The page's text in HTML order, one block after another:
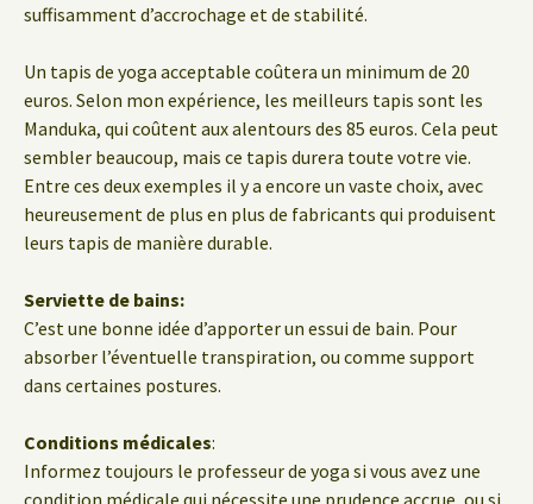
suffisamment d’accrochage et de stabilité.
Un tapis de yoga acceptable coûtera un minimum de 20
euros. Selon mon expérience, les meilleurs tapis sont les
Manduka, qui coûtent aux alentours des 85 euros. Cela peut
sembler beaucoup, mais ce tapis durera toute votre vie.
Entre ces deux exemples il y a encore un vaste choix, avec
heureusement de plus en plus de fabricants qui produisent
leurs tapis de manière durable.
Serviette de bains:
C’est une bonne idée d’apporter un essui de bain. Pour
absorber l’éventuelle transpiration, ou comme support
dans certaines postures.
Conditions médicales:
Informez toujours le professeur de yoga si vous avez une
condition médicale qui nécessite une prudence accrue, ou si